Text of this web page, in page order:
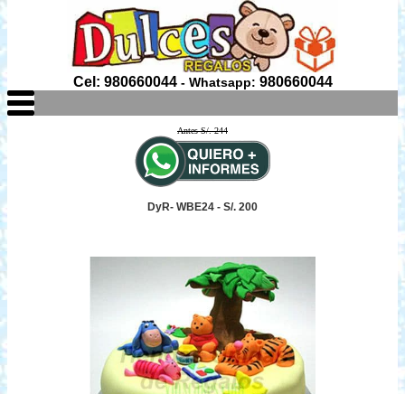
Cel: 980660044- Whatsapp: 980660044
Antes S/. 244
DyR- WBE24 - S/. 200